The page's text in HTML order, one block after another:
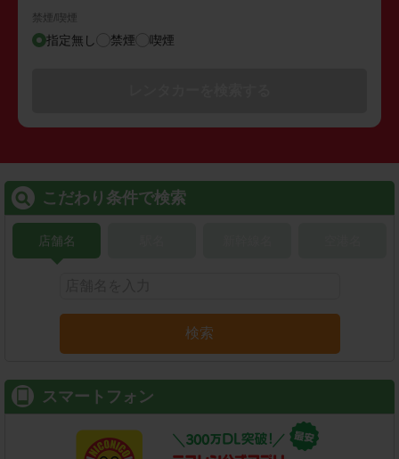
禁煙/喫煙
指定無し 禁煙 喫煙
こだわり条件で検索
店舗名
検索
スマートフォン